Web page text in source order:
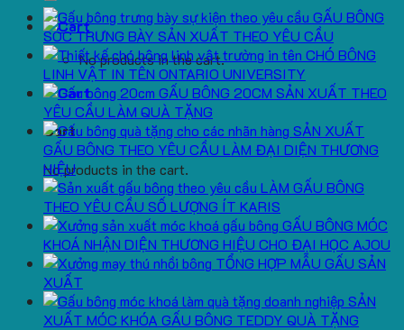
No products in the cart.
Cart
No products in the cart.
GẤU BÔNG
SÓC TRƯNG BÀY SẢN XUẤT THEO YÊU CẦU
CHÓ BÔNG
LINH VẬT IN TÊN ONTARIO UNIVERSITY
GẤU BÔNG 20CM SẢN XUẤT THEO
YÊU CẦU LÀM QUÀ TẶNG
SẢN XUẤT
GẤU BÔNG THEO YÊU CẦU LÀM ĐẠI DIỆN THƯƠNG
HIỆU
LÀM GẤU BÔNG
THEO YÊU CẦU SỐ LƯỢNG ÍT KARIS
GẤU BÔNG MÓC
KHOÁ NHẬN DIỆN THƯƠNG HIỆU CHO ĐẠI HỌC AJOU
TỔNG HỢP MẪU GẤU SẢN
XUẤT
SẢN
XUẤT MÓC KHÓA GẤU BÔNG TEDDY QUÀ TẶNG